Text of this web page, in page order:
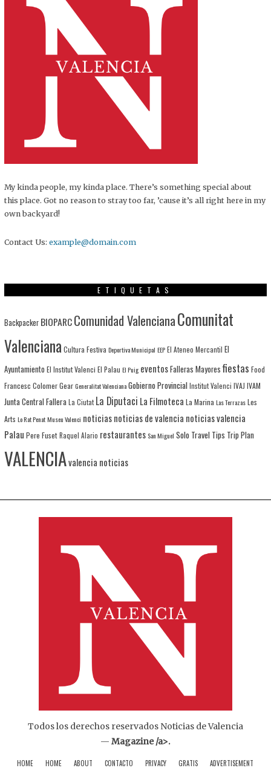
My kinda people, my kinda place. There’s something special about
this place. Got no reason to stray too far, ’cause it’s all right here in my
own backyard!
Contact Us: example@domain.com
ETIQUETAS
Backpacker BIOPARCComunidad ValencianaComunitat
ValencianaCultura Festiva Deportiva Municipal EEP El Ateneo Mercantil El
Ayuntamiento El Institut Valenci El Palau El Puig eventosFalleras Mayoresfiestas Food
Francesc ColomerGear Generalitat Valenciana Gobierno Provincial Institut Valenci IVAJ IVAM
Junta Central Fallera La Ciutat La Diputaci La Filmoteca La Marina Las Terrazas Les
Arts Lo Rat Penat Museu Valenci noticiasnoticias de valencia noticias valencia
Palau Pere Fuset Raquel Alario restaurantes San Miguel Solo Travel Tips Trip Plan
VALENCIAvalencia noticias
Todos los derechos reservados Noticias de Valencia
—Magazine /a>.
HOME HOME ABOUT CONTACTO PRIVACY GRATIS ADVERTISEMENT